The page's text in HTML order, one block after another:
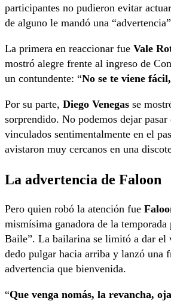
participantes no pudieron evitar
de alguno le mandó una
La primera en reaccionar fue Vale
mostró alegre frente al ingreso de
un contundente: “No se te viene
Por su parte, Diego Venegas se
sorprendido. No podemos dejar
vinculados sentimentalmente en el
avistaron muy cercanos en una
La advertencia de Faloon
Pero quien robó la atención fue
mismísima ganadora de la temporada
Baile”. La bailarina se limitó a dar el
dedo pulgar hacia arriba y lanzó una
advertencia que bienvenida.
“Que venga nomás, la revancha,